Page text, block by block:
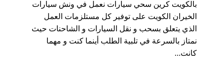
بالكويت كرين سحي سيارات نعمل في ونش سيارات
الخيران الكويت على توفير كل مستلزمات العمل
الذي يتعلق بسحب و نقل السيارات و الشاحنات حيث
نمتاز بالسرعة في تلبية الطلب أينما كنت و مهما
كانت…